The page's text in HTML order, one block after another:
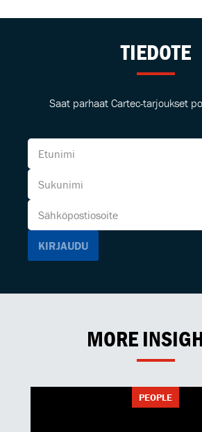
TIEDOTE
Saat parhaat Cartec-tarjoukset
MORE
PEOPLE